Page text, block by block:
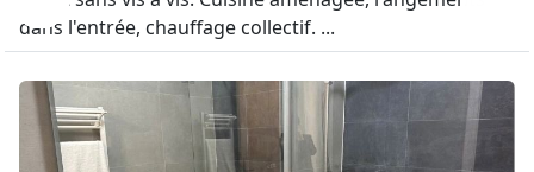
dans l'entrée, chauffage collectif. ...